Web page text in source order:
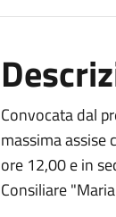
Convocata dal
massima assise
ore 12,00 e in
Consiliare